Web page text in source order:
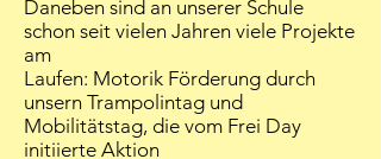
Daneben sind an unserer Schule
schon seit vielen Jahren viele Projekte
am
Laufen: Motorik Förderung durch
unsern Trampolintag und
Mobilitätstag, die vom Frei Day
initiierte Aktion